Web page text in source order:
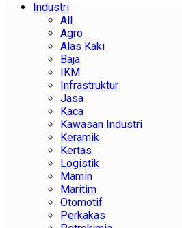
Industri
All
Agro
Alas Kaki
Baja
IKM
Infrastruktur
Jasa
Kaca
Kawasan Industri
Keramik
Kertas
Logistik
Mamin
Maritim
Otomotif
Perkakas